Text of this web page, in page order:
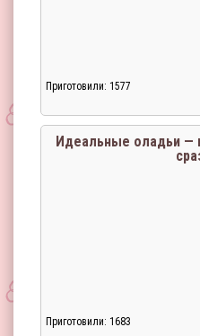
Загрузка...
Приготовили: 1577
Идеальные оладьи —
Приготовили: 1683